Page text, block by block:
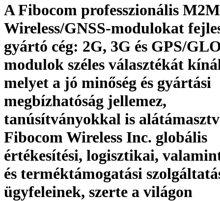
A Fibocom professzionális M2M
Wireless/GNSS-modulokat
gyártó cég: 2G, 3G és GPS/
modulok széles választékát
melyet a jó minőség és gyártási
megbízhatóság jellemez,
tanúsítványokkal is
Fibocom Wireless Inc. globális
értékesítési, logisztikai,
és termék­támogatási
ügyfeleinek, szerte a világon